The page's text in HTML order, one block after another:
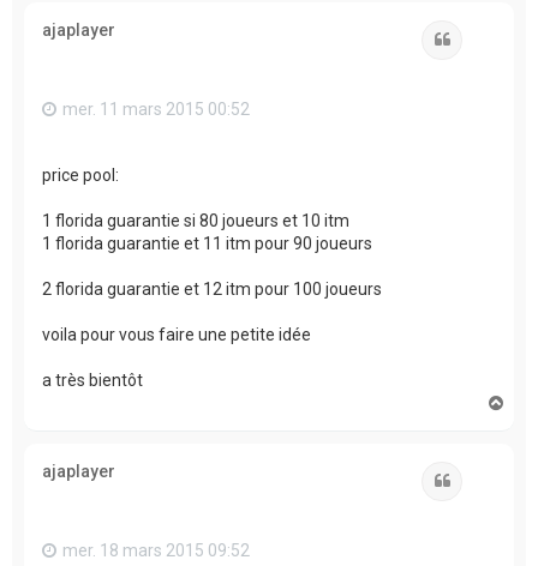
ajaplayer
mer. 11 mars 2015 00:52
price pool:
1 florida guarantie si 80 joueurs et 10 itm
1 florida guarantie et 11 itm pour 90 joueurs
2 florida guarantie et 12 itm pour 100 joueurs
voila pour vous faire une petite idée
a très bientôt
ajaplayer
mer. 18 mars 2015 09:52